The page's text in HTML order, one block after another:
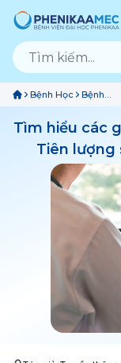
Bệnh Học
Bệnh
Ung
Bướu
Tìm hiểu các
Tiên lượng